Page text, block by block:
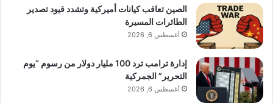
الصين تعاقب كيانات أميركية وتشدد قيود تصدير
الطائرات المسيرة
أغسطس 6, 2026
إدارة ترامب ترد 100 مليار دولار من رسوم “يوم
التحرير” الجمركية
أغسطس 6, 2026